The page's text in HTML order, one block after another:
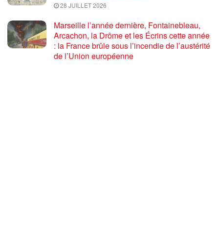
28 JUILLET 2026
Marseille l’année dernière, Fontainebleau,
Arcachon, la Drôme et les Écrins cette année
: la France brûle sous l’incendie de l’austérité
de l’Union européenne